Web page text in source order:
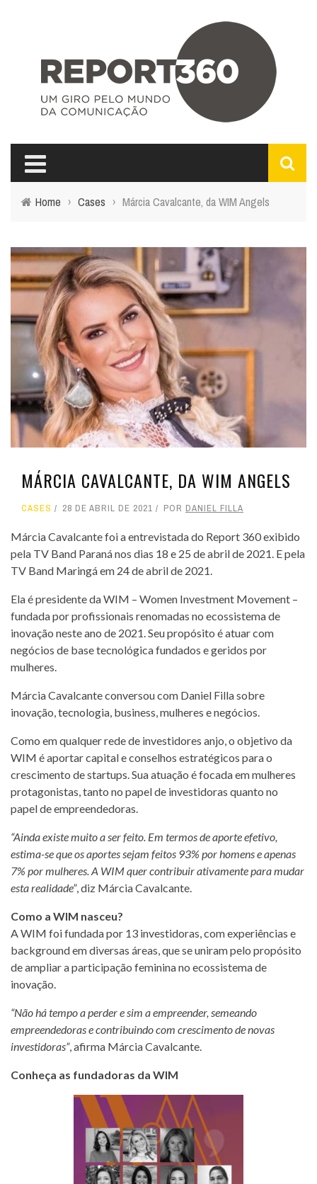
Home › Cases › Márcia Cavalcante, da WIM Angels
MÁRCIA CAVALCANTE, DA WIM ANGELS
CASES 28 DE ABRIL DE 2021 POR DANIEL FILLA
Márcia Cavalcante foi a entrevistada do Report 360 exibido
pela TV Band Paraná nos dias 18 e 25 de abril de 2021. E pela
TV Band Maringá em 24 de abril de 2021.
Ela é presidente da WIM – Women Investment Movement –
fundada por profissionais renomadas no ecossistema de
inovação neste ano de 2021. Seu propósito é atuar com
negócios de base tecnológica fundados e geridos por
mulheres.
Márcia Cavalcante conversou com Daniel Filla sobre
inovação, tecnologia, business, mulheres e negócios.
Como em qualquer rede de investidores anjo, o objetivo da
WIM é aportar capital e conselhos estratégicos para o
crescimento de startups. Sua atuação é focada em mulheres
protagonistas, tanto no papel de investidoras quanto no
papel de empreendedoras.
“Ainda existe muito a ser feito. Em termos de aporte efetivo,
estima-se que os aportes sejam feitos 93% por homens e apenas
7% por mulheres. A WIM quer contribuir ativamente para mudar
esta realidade”, diz Márcia Cavalcante.
Como a WIM nasceu?
A WIM foi fundada por 13 investidoras, com experiências e
background em diversas áreas, que se uniram pelo propósito
de ampliar a participação feminina no ecossistema de
inovação.
“Não há tempo a perder e sim a empreender, semeando
empreendedoras e contribuindo com crescimento de novas
investidoras”, afirma Márcia Cavalcante.
Conheça as fundadoras da WIM